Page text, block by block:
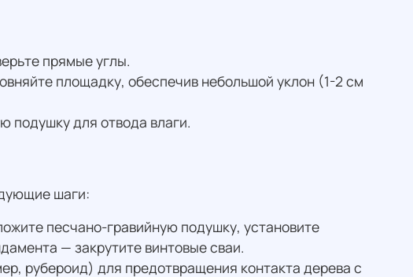
прямые углы.
площадку, обеспечив небольшой уклон (1-2 см
подушку для отвода влаги.
шаги:
песчано-гравийную подушку, установите
— закрутите винтовые сваи.
рубероид) для предотвращения контакта дерева с